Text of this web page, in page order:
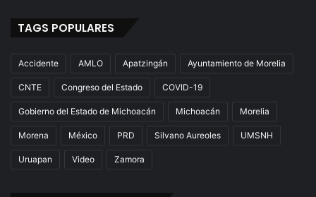
TAGS POPULARES
Accidente AMLO Apatzingán Ayuntamiento de Morelia
CNTE Congreso del Estado COVID-19
Gobierno del Estado de Michoacán Michoacán Morelia
Morena México PRD Silvano Aureoles UMSNH
Uruapan Video Zamora